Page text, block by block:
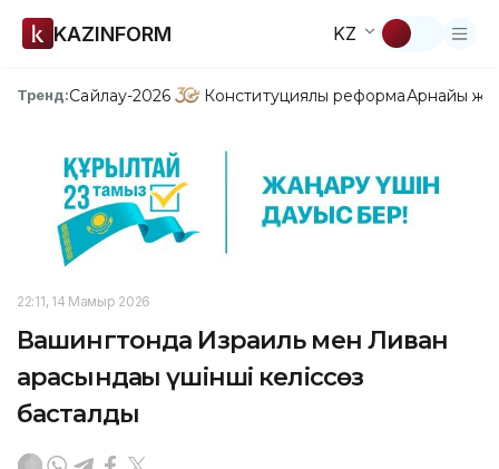
KAZINFORM KZ
Тренд:Сайлау-2026 Конституциялық реформаАрнайы
22:11, 14 Мамыр 2026
Вашингтонда Израиль мен Ливан
арасындағы үшінші келіссөз
басталды